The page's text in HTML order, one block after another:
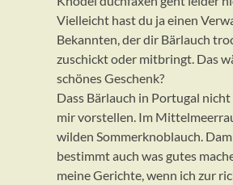
Vielleicht hast du ja einen
Bekannten, der dir Bärlauch
zuschickt oder mitbringt. Das
schönes Geschenk?
Dass Bärlauch in Portugal
mir vorstellen. Im
wilden Sommerknoblauch.
bestimmt auch was gutes
meine Gerichte, wenn ich zur